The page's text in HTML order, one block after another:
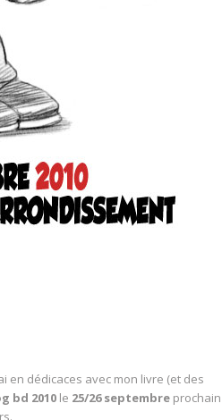
en dédicaces avec mon livre (et des
bd 2010 le 25/26 septembre prochain